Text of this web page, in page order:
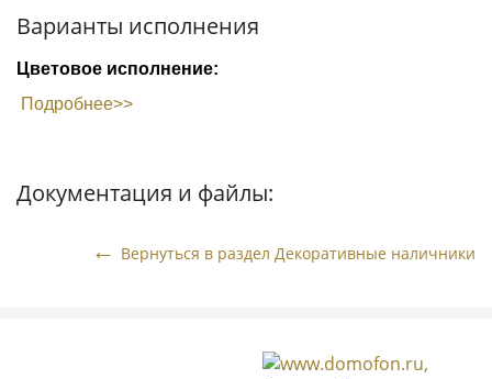
Варианты исполнения
Цветовое исполнение:
Подробнее>>
Документация и файлы:
Вернуться в раздел Декоративные наличники